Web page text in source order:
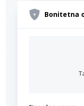
Bonitetna